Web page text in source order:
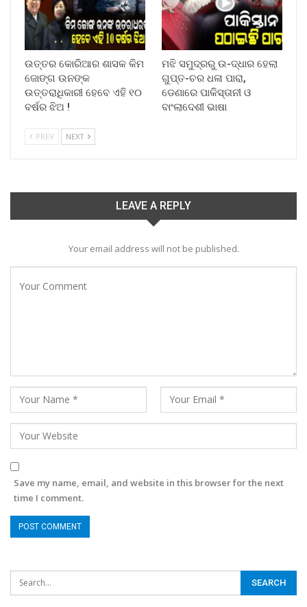
ଉତ୍ତର କୋରିଆର ଶାସକ କିମ
ଜୋଙ୍ଗ ଉନଙ୍କ
ଉତ୍ତରାଧିକାରୀ ହେବେ ଏହି ୧୦
ବର୍ଷର ଝିଅ !
ମଝି ସମୁଦ୍ରରୁ ଉ-ଦ୍ଧାର ହେଲା
ଗୁପ୍ତ-ଚର ଧଳା ପାରା,
ଡେଣାରେ ପାକିସ୍ତାନୀ ଓ
ବାଂଲାଦେଶୀ ଭାଷା
PREV NEXT
LEAVE A REPLY
Your email address will not be published.
Save my name, email, and website in this browser for the next
time I comment.